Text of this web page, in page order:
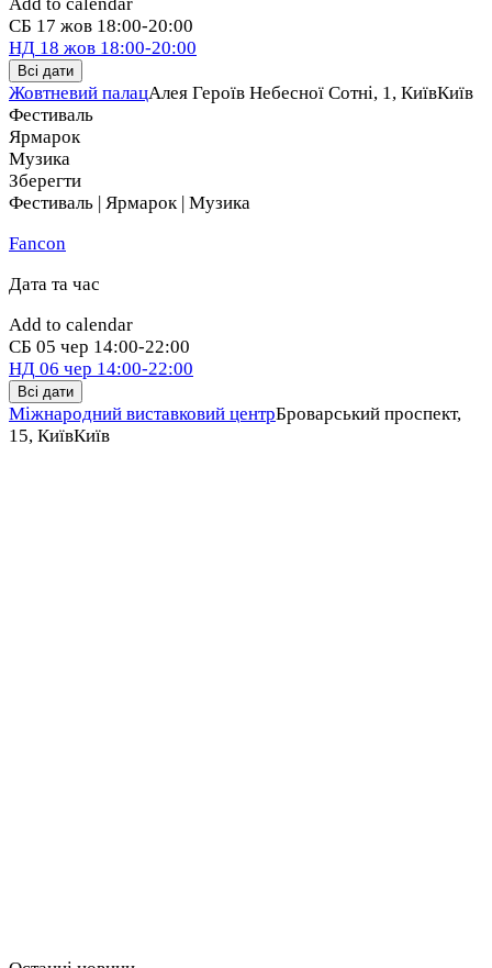
СБ 17 жов 18:00-20:00
НД 18 жов 18:00-20:00
Всі дати
Жовтневий палацАлея Героїв Небесної Сотні, 1, КиївКиїв
Фестиваль
Ярмарок
Музика
Зберегти
Фестиваль | Ярмарок | Музика
Fancon
Дата та час
Add to calendar
СБ 05 чер 14:00-22:00
НД 06 чер 14:00-22:00
Всі дати
Міжнародний виставковий центрБроварський проспект,
15, КиївКиїв